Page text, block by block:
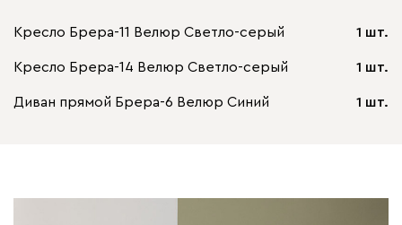
Кресло Брера-11 Велюр Светло-серый 1 шт.
Кресло Брера-14 Велюр Светло-серый 1 шт.
Диван прямой Брера-6 Велюр Синий 1 шт.